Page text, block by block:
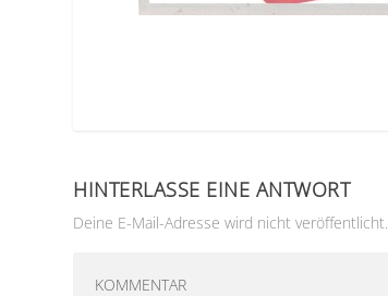
HINTERLASSE EINE ANTWORT
Deine E-Mail-Adresse wird nicht veröffentlicht.